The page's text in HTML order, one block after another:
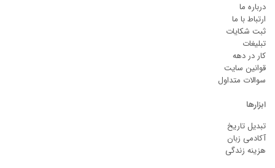
درباره ما
ارتباط با ما
ثبت شکایات
تبلیغات
کار در دهه
قوانین سایت
سوالات متداول
ابزارها
تبدیل تاریخ
آکادمی زبان
هزینه زندگی